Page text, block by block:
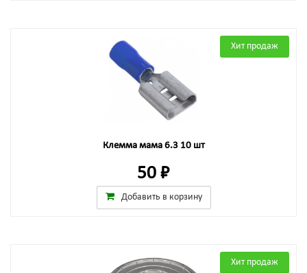
Хит продаж
Клемма мама 6.3 10 шт
50 ₽
Добавить в корзину
Хит продаж